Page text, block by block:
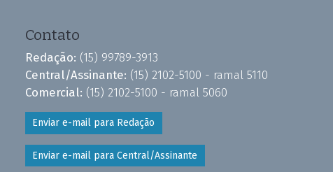
Contato
Redação: (15) 99789-3913
Central/Assinante: (15) 2102-5100 - ramal 5110
Comercial: (15) 2102-5100 - ramal 5060
Enviar e-mail para Redação
Enviar e-mail para Central/Assinante